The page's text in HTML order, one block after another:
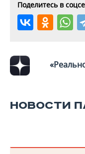
Поделитесь в
НОВОСТИ